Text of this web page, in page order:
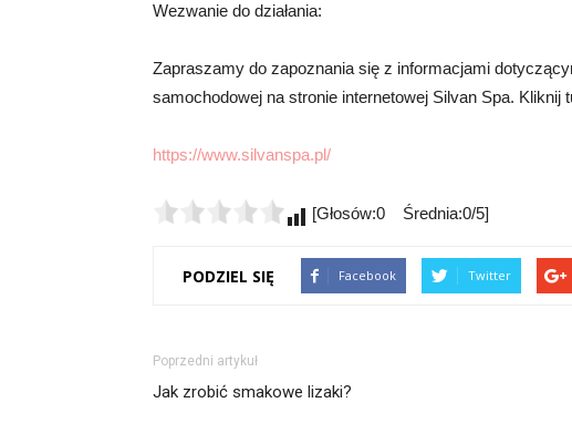
Wezwanie do działania:
Zapraszamy do zapoznania się z informacjami
samochodowej na stronie internetowej Silvan Spa. Kliknij
https://www.silvanspa.pl/
[Głosów:0 Średnia:0/5]
PODZIEL SIĘ Facebook Twitter
Poprzedni artykuł
Jak zrobić smakowe lizaki?